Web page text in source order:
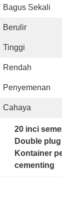
Bagus Sekali
Berulir
Tinggi
Rendah
Penyemenan
Cahaya
20 inci
Double
Kontainer
cementing